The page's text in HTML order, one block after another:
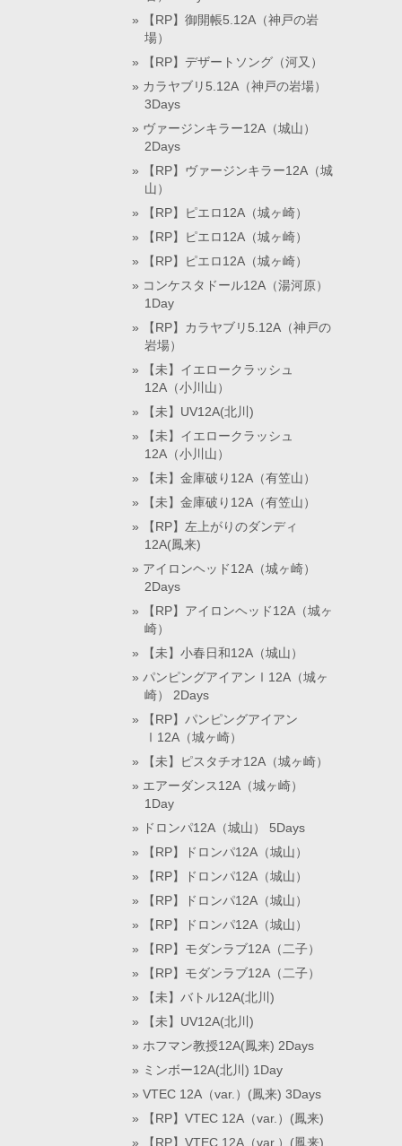
【RP】御開帳5.12A（神戸の岩
場）
【RP】デザートソング（河又）
カラヤブリ5.12A（神戸の岩場）
3Days
ヴァージンキラー12A（城山）
2Days
【RP】ヴァージンキラー12A（城
山）
【RP】ピエロ12A（城ヶ崎）
【RP】ピエロ12A（城ヶ崎）
【RP】ピエロ12A（城ヶ崎）
コンケスタドール12A（湯河原）
1Day
【RP】カラヤブリ5.12A（神戸の
岩場）
【未】イエロークラッシュ
12A（小川山）
【未】UV12A(北川)
【未】イエロークラッシュ
12A（小川山）
【未】金庫破り12A（有笠山）
【未】金庫破り12A（有笠山）
【RP】左上がりのダンディ
12A(鳳来)
アイロンヘッド12A（城ヶ崎）
2Days
【RP】アイロンヘッド12A（城ヶ
崎）
【未】小春日和12A（城山）
パンピングアイアンⅠ12A（城ヶ
崎） 2Days
【RP】パンピングアイアン
Ⅰ12A（城ヶ崎）
【未】ピスタチオ12A（城ヶ崎）
エアーダンス12A（城ヶ崎）
1Day
ドロンパ12A（城山） 5Days
【RP】ドロンパ12A（城山）
【RP】ドロンパ12A（城山）
【RP】ドロンパ12A（城山）
【RP】ドロンパ12A（城山）
【RP】モダンラブ12A（二子）
【RP】モダンラブ12A（二子）
【未】バトル12A(北川)
【未】UV12A(北川)
ホフマン教授12A(鳳来) 2Days
ミンボー12A(北川) 1Day
VTEC 12A（var.）(鳳来) 3Days
【RP】VTEC 12A（var.）(鳳来)
【RP】VTEC 12A（var.）(鳳来)